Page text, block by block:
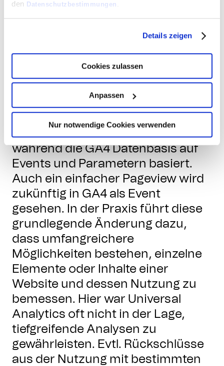
den Datenschutzbestimmungen .
Details zeigen
Cookies zulassen
Anpassen
Nur notwendige Cookies verwenden
Datenbasis
Unterschied zwischen Universal
Datenbasis. Universal Analytics
Properties sammeln Daten auf
Session- und Pageview-Ebene,
während die GA4 Datenbasis auf
Events und Parametern basiert.
Auch ein einfacher Pageview wird
zukünftig in GA4 als Event
gesehen. In der Praxis führt diese
grundlegende Änderung dazu,
dass umfangreichere
Möglichkeiten bestehen, einzelne
Elemente oder Inhalte einer
Website und dessen Nutzung zu
bemessen. Hier war Universal
Analytics oft nicht in der Lage,
tiefgreifende Analysen zu
gewährleisten. Evtl. Rückschlüsse
aus der Nutzung mit bestimmten